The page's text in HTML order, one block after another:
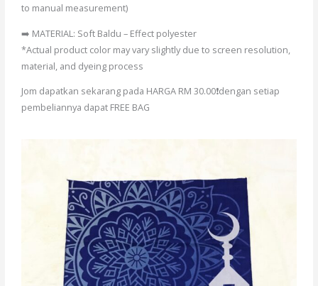
to manual measurement)
➡️ MATERIAL: Soft Baldu – Effect polyester
*Actual product color may vary slightly due to screen resolution,
material, and dyeing process
Jom dapatkan sekarang pada HARGA RM 30.00❗dengan setiap
pembeliannya dapat FREE BAG